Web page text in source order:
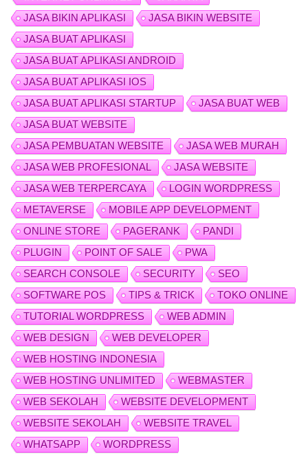
JASA BIKIN APLIKASI
JASA BIKIN WEBSITE
JASA BUAT APLIKASI
JASA BUAT APLIKASI ANDROID
JASA BUAT APLIKASI IOS
JASA BUAT APLIKASI STARTUP
JASA BUAT WEB
JASA BUAT WEBSITE
JASA PEMBUATAN WEBSITE
JASA WEB MURAH
JASA WEB PROFESIONAL
JASA WEBSITE
JASA WEB TERPERCAYA
LOGIN WORDPRESS
METAVERSE
MOBILE APP DEVELOPMENT
ONLINE STORE
PAGERANK
PANDI
PLUGIN
POINT OF SALE
PWA
SEARCH CONSOLE
SECURITY
SEO
SOFTWARE POS
TIPS & TRICK
TOKO ONLINE
TUTORIAL WORDPRESS
WEB ADMIN
WEB DESIGN
WEB DEVELOPER
WEB HOSTING INDONESIA
WEB HOSTING UNLIMITED
WEBMASTER
WEB SEKOLAH
WEBSITE DEVELOPMENT
WEBSITE SEKOLAH
WEBSITE TRAVEL
WHATSAPP
WORDPRESS